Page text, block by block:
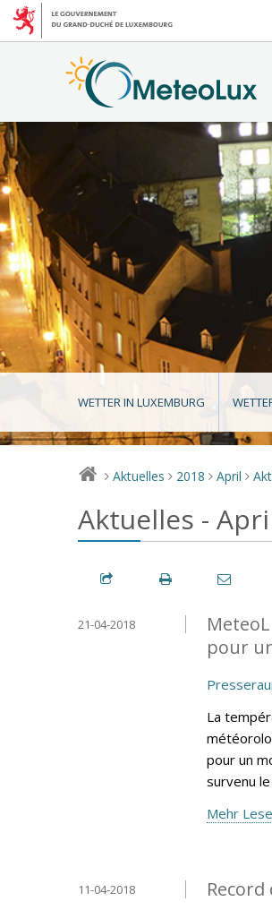
WETTER IN LUXEMBURG
> Aktuelles > 2018 > April >
Aktuelles -
pour
21-04-2018
La
pour un
survenu
Mehr
11-04-2018